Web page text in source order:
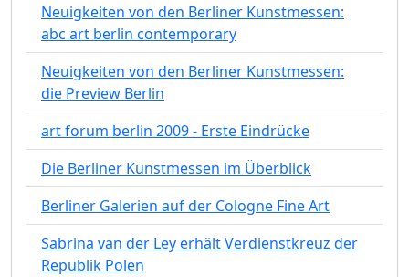
Neuigkeiten von den Berliner Kunstmessen:
abc art berlin contemporary
Neuigkeiten von den Berliner Kunstmessen:
die Preview Berlin
art forum berlin 2009 - Erste Eindrücke
Die Berliner Kunstmessen im Überblick
Berliner Galerien auf der Cologne Fine Art
Sabrina van der Ley erhält Verdienstkreuz der
Republik Polen